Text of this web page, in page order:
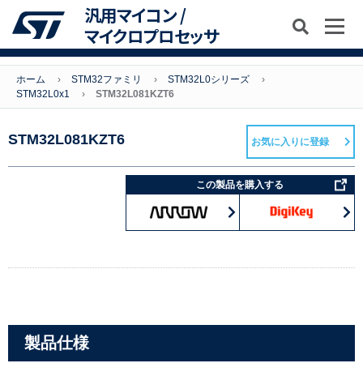
汎用マイコン /
マイクロプロセッサ
ホーム STM32ファミリ
STM32L0シリーズ
STM32L0x1
STM32L081KZT6
STM32L081KZT6
この製品を購入する
お気に入りに登録
製品仕様